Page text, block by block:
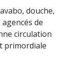
douche,
de
circulation
primordiale